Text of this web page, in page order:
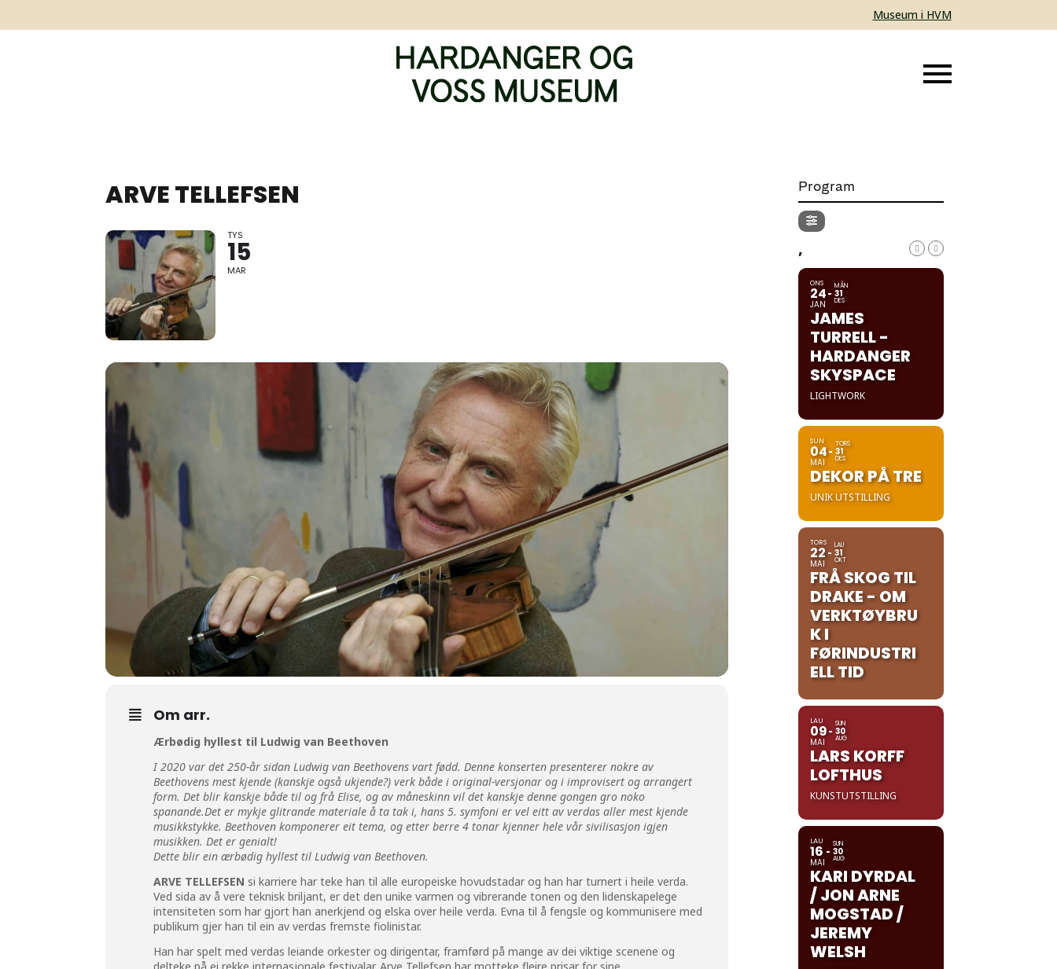
Museum i HVM
ARVE TELLEFSEN
TYS
15
MAR
Om arr.
Ærbødig hyllest til Ludwig van Beethoven
I 2020 var det 250-år sidan Ludwig van Beethovens vart fødd. Denne konserten presenterer nokre av
Beethovens mest kjende (kanskje også ukjende?) verk både i original-versjonar og i improvisert og arrangert
form. Det blir kanskje både til og frå Elise, og av måneskinn vil det kanskje denne gongen gro noko
spanande.Det er mykje glitrande materiale å ta tak i, hans 5. symfoni er vel eitt av verdas aller mest kjende
musikkstykke. Beethoven komponerer eit tema, og etter berre 4 tonar kjenner hele vår sivilisasjon igjen
musikken. Det er genialt!
Dette blir ein ærbødig hyllest til Ludwig van Beethoven.
ARVE TELLEFSEN si karriere har teke han til alle europeiske hovudstadar og han har turnert i heile verda.
Ved sida av å vere teknisk briljant, er det den unike varmen og vibrerande tonen og den lidenskapelege
intensiteten som har gjort han anerkjend og elska over heile verda. Evna til å fengsle og kommunisere med
publikum gjer han til ein av verdas fremste fiolinistar.
Han har spelt med verdas leiande orkester og dirigentar, framførd på mange av dei viktige scenene og
delteke på ei rekke internasjonale festivalar. Arve Tellefsen har motteke fleire prisar for sine
Program
,
ONS
24
JAN
MÅN
31
DES
JAMES
TURRELL -
HARDANGER
SKYSPACE
LIGHTWORK
SUN
04
MAI
TORS
31
DES
DEKOR PÅ TRE
UNIK UTSTILLING
TORS
22
MAI
LAU
31
OKT
FRÅ SKOG TIL
DRAKE - OM
VERKTØYBRU
K I
FØRINDUSTRI
ELL TID
LAU
09
MAI
SUN
30
AUG
LARS KORFF
LOFTHUS
KUNSTUTSTILLING
LAU
16
MAI
SUN
30
AUG
KARI DYRDAL
/ JON ARNE
MOGSTAD /
JEREMY
WELSH